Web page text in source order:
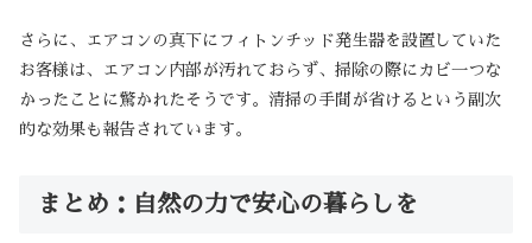
さらに、エアコンの真下にフィトンチッド発生器を設置していた
お客様は、エアコン内部が汚れておらず、掃除の際にカビ一つな
かったことに驚かれたそうです。清掃の手間が省けるという副次
的な効果も報告されています。
まとめ：自然の力で安心の暮らしを